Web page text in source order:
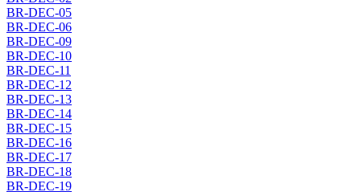
BR-DEC-05
BR-DEC-06
BR-DEC-09
BR-DEC-10
BR-DEC-11
BR-DEC-12
BR-DEC-13
BR-DEC-14
BR-DEC-15
BR-DEC-16
BR-DEC-17
BR-DEC-18
BR-DEC-19